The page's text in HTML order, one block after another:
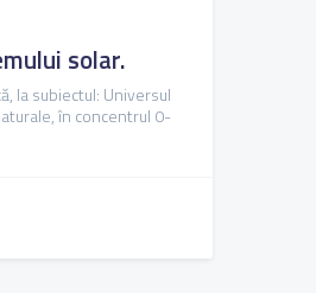
solar.
la subiectul: Universul
în concentrul 0-